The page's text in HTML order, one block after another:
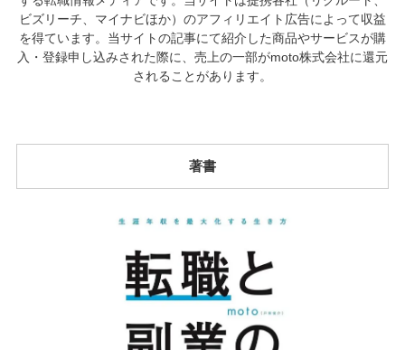
ビズリーチ、マイナビほか）のアフィリエイト広告によって収益
を得ています。当サイトの記事にて紹介した商品やサービスが購
入・登録申し込みされた際に、売上の一部がmoto株式会社に還元
されることがあります。
著書